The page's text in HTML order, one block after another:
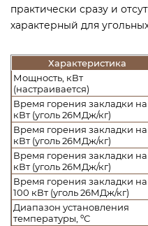
практически сразу и
характерный для
Характеристика
Мощность, кВт
(настраивается)
Время горения закладки на
кВт (уголь 26МДж/кг)
Время горения закладки на
кВт (уголь 26МДж/кг)
Время горения закладки на
кВт (уголь 26МДж/кг)
Время горения закладки на
100 кВт (уголь 26МДж/кг)
Диапазон установления
температуры, ºС